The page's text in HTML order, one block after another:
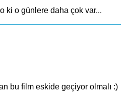
ki o günlere daha çok var...
bu film eskide geçiyor olmalı :)